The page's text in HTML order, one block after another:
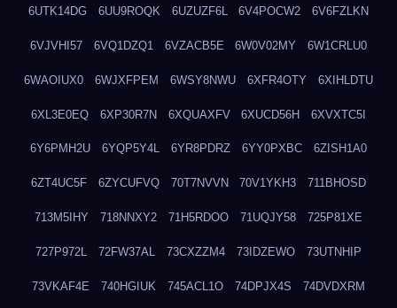
6UTK14DG 6UU9ROQK 6UZUZF6L 6V4POCW2 6V6FZLKN
6VJVHI57 6VQ1DZQ1 6VZACB5E 6W0V02MY 6W1CRLU0
6WAOIUX0 6WJXFPEM 6WSY8NWU 6XFR4OTY 6XIHLDTU
6XL3E0EQ 6XP30R7N 6XQUAXFV 6XUCD56H 6XVXTC5I
6Y6PMH2U 6YQP5Y4L 6YR8PDRZ 6YY0PXBC 6ZISH1A0
6ZT4UC5F 6ZYCUFVQ 70T7NVVN 70V1YKH3 711BHOSD
713M5IHY 718NNXY2 71H5RDOO 71UQJY58 725P81XE
727P972L 72FW37AL 73CXZZM4 73IDZEWO 73UTNHIP
73VKAF4E 740HGIUK 745ACL1O 74DPJX4S 74DVDXRM